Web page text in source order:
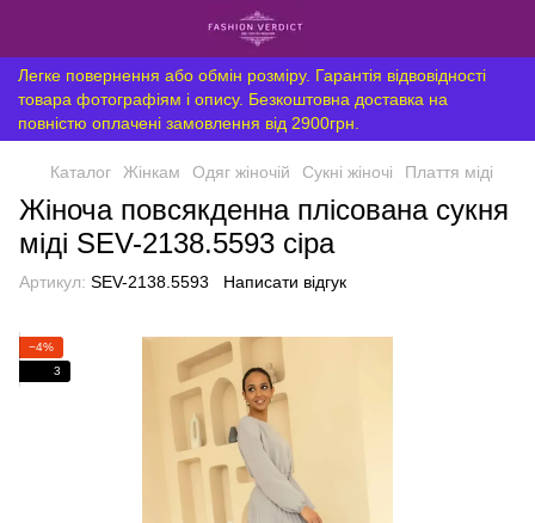
Легке повернення або обмін розміру. Гарантія відвовідності
товара фотографіям і опису. Безкоштовна доставка на
повністю оплачені замовлення від 2900грн.
Каталог Жінкам Одяг жіночій Сукні жіночі Плаття міді
Жіноча повсякденна плісована сукня
міді SEV-2138.5593 сіра
Артикул: SEV-2138.5593 Написати відгук
−4%
3